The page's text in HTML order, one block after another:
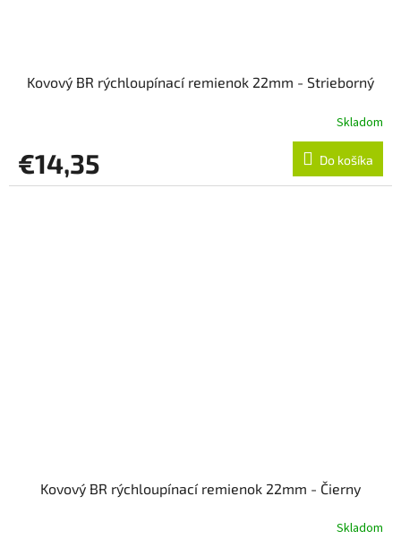
Kovový BR rýchloupínací remienok 22mm - Strieborný
Skladom
€14,35 Do košíka
Kovový BR rýchloupínací remienok 22mm - Čierny
Skladom